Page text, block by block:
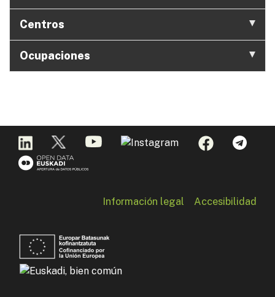
Centros
Ocupaciones
Información legal Accesibilidad